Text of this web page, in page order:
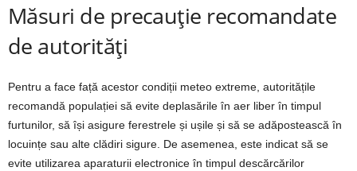
Măsuri de precauție recomandate
de autorități
Pentru a face față acestor condiții meteo extreme, autoritățile
recomandă populației să evite deplasările în aer liber în timpul
furtunilor, să își asigure ferestrele și ușile și să se adăpostească în
locuințe sau alte clădiri sigure. De asemenea, este indicat să se
evite utilizarea aparaturii electronice în timpul descărcărilor